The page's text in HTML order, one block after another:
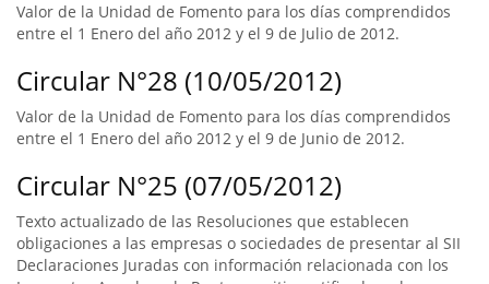
Valor de la Unidad de Fomento para los días comprendidos
entre el 1 Enero del año 2012 y el 9 de Julio de 2012.
Circular N°28 (10/05/2012)
Valor de la Unidad de Fomento para los días comprendidos
entre el 1 Enero del año 2012 y el 9 de Junio de 2012.
Circular N°25 (07/05/2012)
Texto actualizado de las Resoluciones que establecen
obligaciones a las empresas o sociedades de presentar al SII
Declaraciones Juradas con información relacionada con los